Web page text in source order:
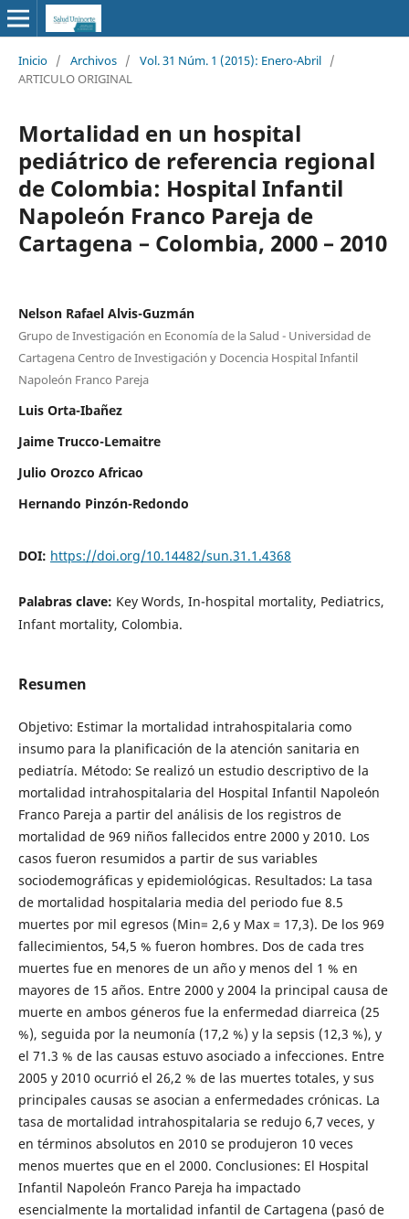
Inicio / Archivos / Vol. 31 Núm. 1 (2015): Enero-Abril /
ARTICULO ORIGINAL
Mortalidad en un hospital
pediátrico de referencia regional
de Colombia: Hospital Infantil
Napoleón Franco Pareja de
Cartagena – Colombia, 2000 – 2010
Nelson Rafael Alvis-Guzmán
Grupo de Investigación en Economía de la Salud - Universidad de
Cartagena Centro de Investigación y Docencia Hospital Infantil
Napoleón Franco Pareja
Luis Orta-Ibañez
Jaime Trucco-Lemaitre
Julio Orozco Africao
Hernando Pinzón-Redondo
DOI: https://doi.org/10.14482/sun.31.1.4368
Palabras clave: Key Words, In-hospital mortality, Pediatrics,
Infant mortality, Colombia.
Resumen
Objetivo: Estimar la mortalidad intrahospitalaria como
insumo para la planificación de la atención sanitaria en
pediatría. Método: Se realizó un estudio descriptivo de la
mortalidad intrahospitalaria del Hospital Infantil Napoleón
Franco Pareja a partir del análisis de los registros de
mortalidad de 969 niños fallecidos entre 2000 y 2010. Los
casos fueron resumidos a partir de sus variables
sociodemográficas y epidemiológicas. Resultados: La tasa
de mortalidad hospitalaria media del periodo fue 8.5
muertes por mil egresos (Min= 2,6 y Max = 17,3). De los 969
fallecimientos, 54,5 % fueron hombres. Dos de cada tres
muertes fue en menores de un año y menos del 1 % en
mayores de 15 años. Entre 2000 y 2004 la principal causa de
muerte en ambos géneros fue la enfermedad diarreica (25
%), seguida por la neumonía (17,2 %) y la sepsis (12,3 %), y
el 71.3 % de las causas estuvo asociado a infecciones. Entre
2005 y 2010 ocurrió el 26,2 % de las muertes totales, y sus
principales causas se asocian a enfermedades crónicas. La
tasa de mortalidad intrahospitalaria se redujo 6,7 veces, y
en términos absolutos en 2010 se produjeron 10 veces
menos muertes que en el 2000. Conclusiones: El Hospital
Infantil Napoleón Franco Pareja ha impactado
esencialmente la mortalidad infantil de Cartagena (pasó de